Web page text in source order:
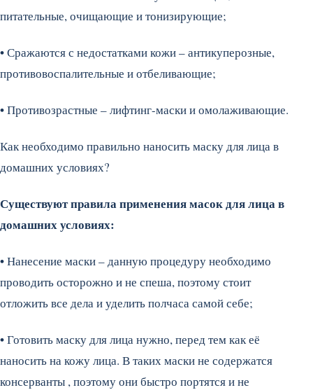
питательные, очищающие и тонизирующие;
•Сражаются с недостатками кожи – антикуперозные,
противовоспалительные и отбеливающие;
•Противозрастные – лифтинг-маски и омолаживающие.
Как необходимо правильно наносить маску для лица в
домашних условиях?
Существуют правила применения масок для лица в
домашних условиях:
•Нанесение маски – данную процедуру необходимо
проводить осторожно и не спеша, поэтому стоит
отложить все дела и уделить полчаса самой себе;
•Готовить маску для лица нужно, перед тем как её
наносить на кожу лица. В таких маски не содержатся
консерванты , поэтому они быстро портятся и не